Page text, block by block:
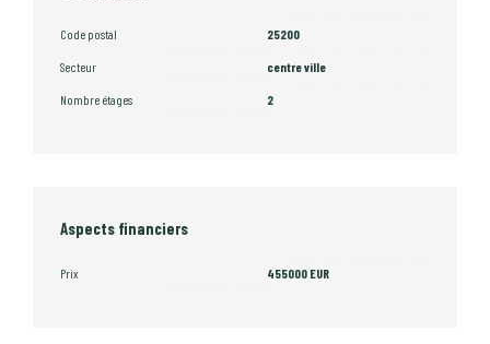
Code postal 25200
Secteur centre ville
Nombre étages 2
Aspects financiers
Prix 455000 EUR